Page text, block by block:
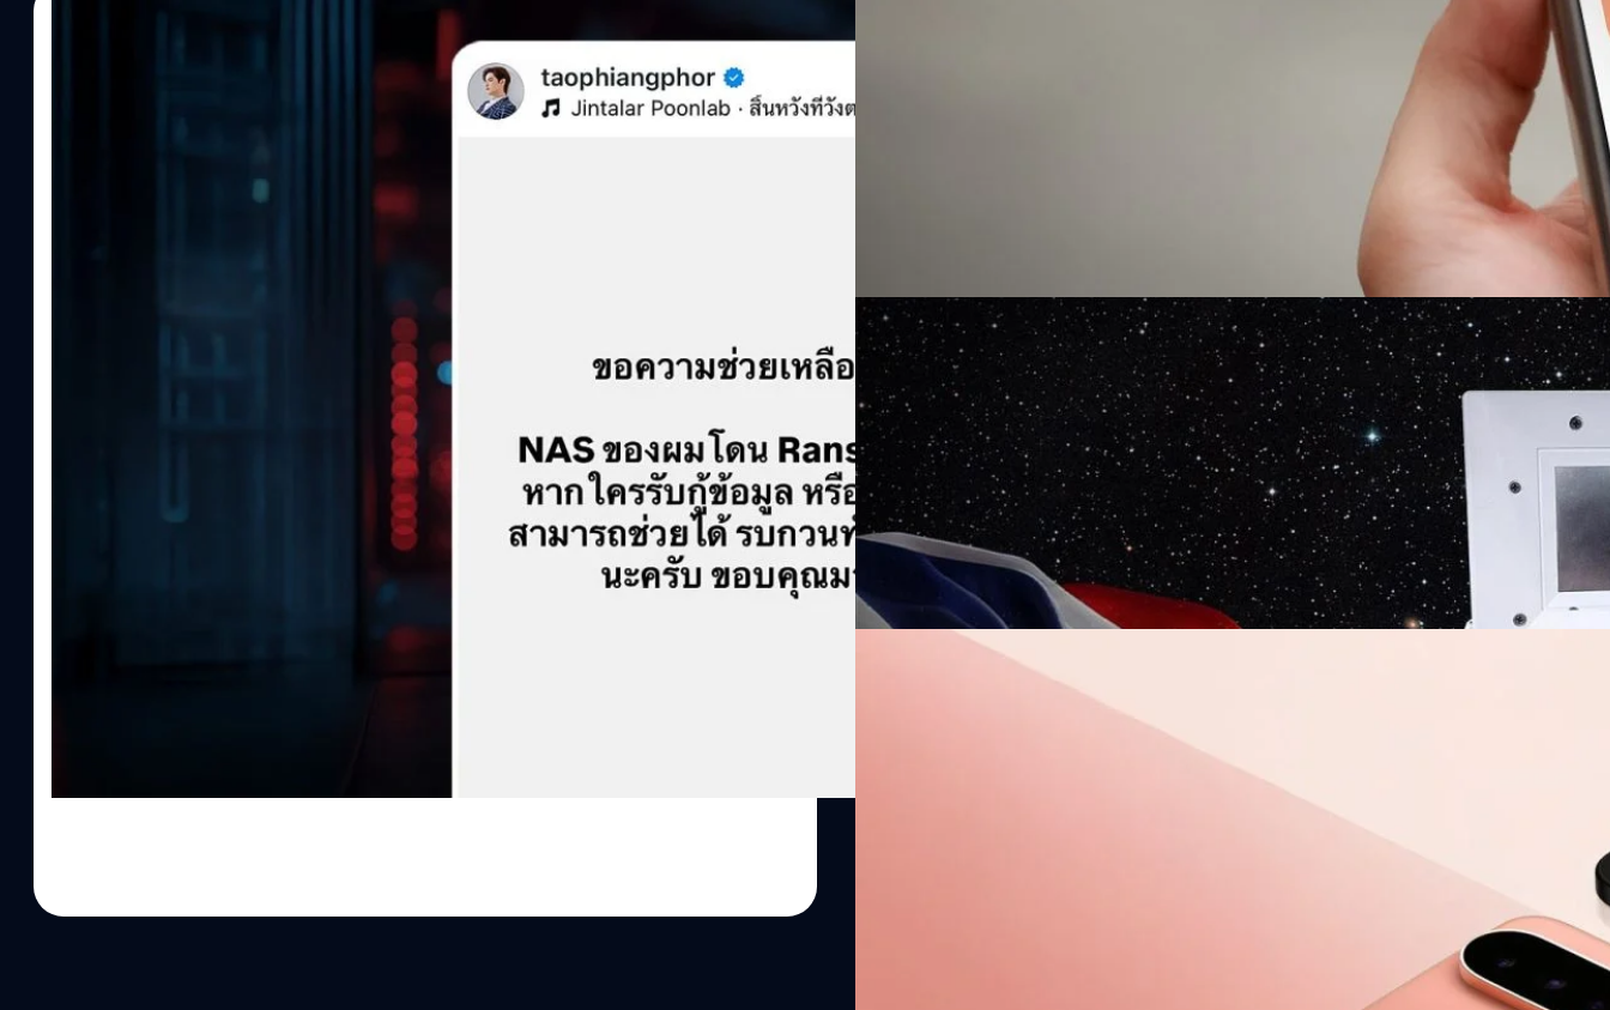
กรณี เต๋า - เศรษฐพงศ์ เพียงพอ นักร้อง นักแสดง และปัจจุบันก็เป็น YouTuber ด้วย ได้โพสต์ขอความช่วย
คุณเต๋าถึงเหตุการณ์ที่เกิดขึ้น คุณเต๋าให้ข้อมูลว่าเข้าไปใน NAS แล้วข้อมูลหายไป โดยข้อความจากแฮกเกอร์
อ้างว่าเป็น DiskStation Security ตามข้อความเรียกค่าไถ่ระบุว่าข้อมูลทั้งหมดถูกเข้ารหัส (Encrypted) และ
ถูกซ่อนไว้ในพื้นที่จัดเก็บพิเศษ หากต้องการกู้ข้อมูลคืน ต้องส่ง 0.07 บิตคอยน์ ไปยังวอลเลตที่ระบุไว้ โดยมี
เวลาถึง 1 สิงหาคม 2026 พร้อมให้แจ้ง ID กับหลักฐานการโอนบิตคอยน์ เคสนี้คล้ายกับที่ bt beartai เคยโดน
เมื่อไม่กี่ปีก่อน ตอนนั้นทีมงานพบว่าไฟล์และโฟลเดอร์ในระบบหายไปทั้งหมด และปรากฏไฟล์ข้อความชื่อ
"Read Me First" ซึ่งเนื้อหาระบุว่าระบบเครือข่ายไม่ปลอดภัย แฮกเกอร์อ้างว่าดาวน์โหลดข้อมูลทั้งหมดไป
แล้ว 170 TB และนำไปซ่อนไว้ในพื้นที่พิเศษ โดยมีการเรียกค่าไถ่เป็นจำนวน 0.12…
หลายคนน่าจะเคยได้ยินคำเตือนว่า "ห้ามเล่นมือถือระหว่างชาร์จ เดี๋ยวแบตฯ เสื่อม" จนกลายเป็นความเชื่อที่
บอกต่อกันมานาน แต่จริง ๆ แล้ว การเล่นมือถือระหว่างชาร์จ ไม่ใช่ตัวการหลักที่ทำให้แบตฯ เสื่อม เพราะอายุ
ของแบตเตอรี่ขึ้นอยู่กับหลายปัจจัย ทั้งจำนวนรอบการชาร์จ การปล่อยให้แบตฯ ชาร์จจนเต็ม 100% ค้างไว้เป็น
เวลานาน และการใช้งานที่ทำให้เครื่องร้อนต่อเนื่องมากกว่า สมาร์ตโฟนในปัจจุบันใช้ แบตเตอรี่ตระกูลลิเทียม
ไอออน (Lithium-ion) ซึ่งสิ่งที่ทำให้แบตฯ เสื่อมอย่างหลีกเลี่ยงไม่ได้ คือ การใช้งานและจำนวนรอบการชาร์จ
(Charge Cycle) เพราะทุกครั้งที่เราใช้แบตฯ จนหมดแล้วชาร์จใหม่ ก็จะนับเป็นส่วนหนึ่งของอายุแบตฯ ยิ่งใช้
งานมือถือหนัก แบตฯ ก็ยิ่งหมดไว และยิ่งต้องชาร์จบ่อย อายุการใช้งานของแบตฯ ก็จะค่อย ๆ ลดลงตามปกติ
แต่อายุการใช้งานจะยิ่งลดมากขึ้นหากแบตเตอรี่ร้อน หรือชาร์จจนเต็ม 100% ค้างไว้ ความร้อน ถือเป็นอีก
ปัจจัยที่เร่งให้แบตฯ เสื่อมเร็วขึ้น แต่สำหรับการใช้งานทั่วไป ผลกระทบไม่มากนัก เพราะสมาร์ตโฟนยุคใหม่มี
ระบบจัดการแบตเตอรี่ (Battery Management System) ที่คอยควบคุมการชาร์จ ป้องกันการชาร์จเกิน รวมถึง
ช่วยจัดการอุณหภูมิระหว่างใช้งานได้ดีขึ้น สิ่งที่ควรหลีกเลี่ยงคือการใช้งานหนักจนเครื่องร้อนจัดเป็นเวลานาน…
05/08/2026
จับตานาทีประวัติศาสตร์ ! ไทยส่ง “CE-7 MATCH” ร่วมภารกิจโคจรรอบดวง
จันทร์พร้อมยานฉางเอ๋อ 7 เตรียมทยานสู่อวกาศ 24 สิงหาคมนี้
ปฏิบัติการครั้งประวัติศาสตร์ของไทย ส่ง “CE-7 MATCH” ร่วมโคจรรอบดวงจันทร์พร้อมยานฉางเอ๋อ 7 หลังผ่าน
การทดสอบอย่างต่อเนื่อง เคาะวันขึ้นสู่อวกาศแล้ว 24 สิงหาคมนี้ นับเป็นก้าวสำคัญของวงการวิทยาศาสตร์
และอวกาศไทย ที่จะได้ร่วมเป็นส่วนหนึ่งของภารกิจระดับจักรวาล ถ้ายังจำกันได้เมื่อวันที่ 28 มกราคมที่ผ่านมา
bt beartai เองได้มีโอกาสร่วมงานแถลงวิสัยทัศน์ “NARIT Open Talk 2026” ของสถาบันวิจัยดาราศาสตร์แห่ง
ชาติ (NARIT) ซึ่งครั้งนั้นเราได้รายงานถึงความพร้อมในการส่งอุปกรณ์ฝีมือคนไทยมุ่งหน้าสู่ดวงจันทร์ไปพร้อม
กับยานฉางเอ๋อ 7 (Chang’e 7) ของประเทศจีนไปแล้ว ล่าสุดวันนี้มีความคืบหน้าครั้งสำคัญอีกครั้ง เมื่อ
สถาบันวิจัยดาราศาสตร์แห่งชาติ ได้ร่วมกับมหาวิทยาลัยมหิดล และกระทรวงการอุดมศึกษา วิทยาศาสตร์ วิจัย
และนวัตกรรม (อว.) แถลงข่าวประกาศความพร้อมของอุปกรณ์วิทยาศาสตร์ฝีมือคนไทย “CE-7 MATCH”
(Moon-Aiming Thai-Chinese Hodoscope) ภายในงานได้รับเกียรติจากผู้บริหารระดับสูง นำโดย ศ.ดร. ยศ
ชนัน วงศ์สวัสดิ์ รองนายกรัฐมนตรีและรัฐมนตรีว่าการกระทรวงการอุดมศึกษา วิทยาศาสตร์ วิจัยและนวัตกรรม
พร้อมด้วย นายอัครนันท์ กัณณ์กิตตินันท์ รัฐมนตรีช่วยว่าการกระทรวงศึกษาธิการ, นายวันชัย…
รัตนาภรณ์ ศรีนวลจันทร์| 1 days ago
Read More
04/08/2026
หลุดภาพ Google Pixel 11 Series ครบทุกสี ก่อนเปิดตัว 12 ส.ค. นี้
เรียกว่าเป็นสมาร์ตโฟนที่มีภาพหลุดก่อนเปิดตัวเยอะจนเหมือน Google จะไม่แคร์ กับ Google Pixel 11 Series
ที่จะเปิดตัวในสัปดาห์หน้า ซึ่งตอนนี้มีภาพโปรโมตทุกรุ่น ทุกสีหลุดออกมา เผยให้เห็นตัวเลือกสีของ Google
Pixel 11 Series ครบทั้ง 4 รุ่น สีสันสดใสสะดุดตา โดยรอบนี้เน้น AI ด้านการถ่ายภาพ ชิป Tensor G6 และ
Titan M3 พร้อมปรับดีไซน์โมดูลกล้องหลังเป็นกระจกล้วน ซูมได้สูงสุดถึง 120 เท่า โดยการออกแบบใหม่ใน